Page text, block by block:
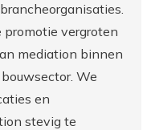
vergroten
mediation binnen
We
en
stevig te